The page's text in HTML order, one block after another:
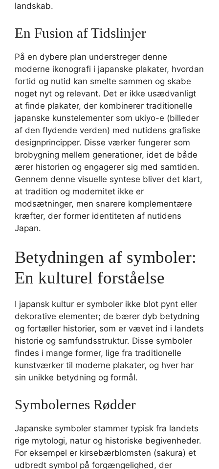
landskab.
En Fusion af Tidslinjer
På en dybere plan understreger denne
moderne ikonografi i japanske plakater, hvordan
fortid og nutid kan smelte sammen og skabe
noget nyt og relevant. Det er ikke usædvanligt
at finde plakater, der kombinerer traditionelle
japanske kunstelementer som ukiyo-e (billeder
af den flydende verden) med nutidens grafiske
designprincipper. Disse værker fungerer som
brobygning mellem generationer, idet de både
ærer historien og engagerer sig med samtiden.
Gennem denne visuelle syntese bliver det klart,
at tradition og modernitet ikke er
modsætninger, men snarere komplementære
kræfter, der former identiteten af nutidens
Japan.
Betydningen af symboler:
En kulturel forståelse
I japansk kultur er symboler ikke blot pynt eller
dekorative elementer; de bærer dyb betydning
og fortæller historier, som er vævet ind i landets
historie og samfundsstruktur. Disse symboler
findes i mange former, lige fra traditionelle
kunstværker til moderne plakater, og hver har
sin unikke betydning og formål.
Symbolernes Rødder
Japanske symboler stammer typisk fra landets
rige mytologi, natur og historiske begivenheder.
For eksempel er kirsebærblomsten (sakura) et
udbredt symbol på forgængelighed, der